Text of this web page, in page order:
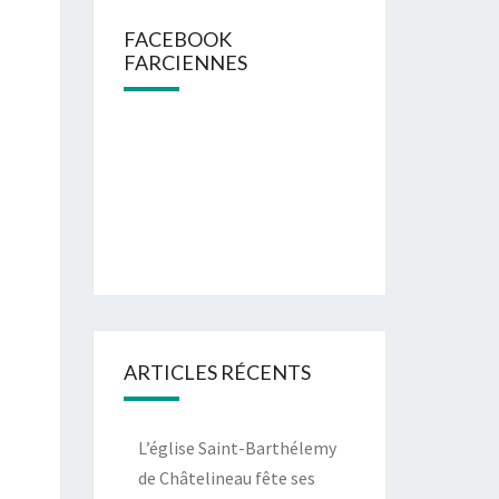
FACEBOOK
FARCIENNES
ARTICLES RÉCENTS
L’église Saint-Barthélemy
de Châtelineau fête ses